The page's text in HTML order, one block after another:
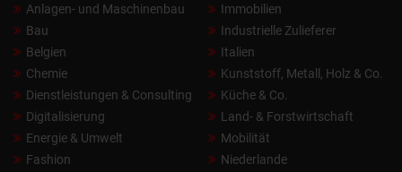
Anlagen- und Maschinenbau
Bau
Belgien
Chemie
Dienstleistungen & Consulting
Digitalisierung
Energie & Umwelt
Fashion
Immobilien
Industrielle Zulieferer
Italien
Kunststoff, Metall, Holz & Co.
Küche & Co.
Land- & Forstwirtschaft
Mobilität
Niederlande